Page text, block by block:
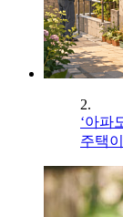
2.
‘아파
주택